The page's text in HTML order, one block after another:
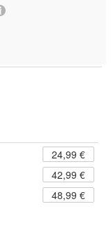
24,99 €
42,99 €
48,99 €